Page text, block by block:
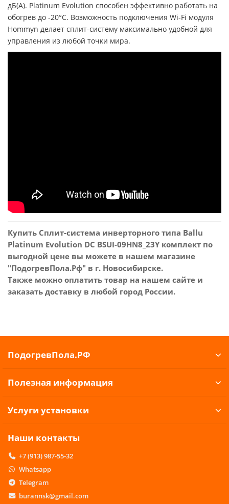
дБ(А). Platinum Evolution способен эффективно работать на
обогрев до -20°С. Возможность подключения Wi-Fi модуля
Hommyn делает сплит-систему максимально удобной для
управления из любой точки мира.
Купить Сплит-система инверторного типа Ballu
Platinum Evolution DC BSUI-09HN8_23Y комплект по
выгодной цене вы можете в нашем магазине
"ПодогревПола.Рф" в г. Новосибирске.
Также можно оплатить товар на нашем сайте и
заказать доставку в любой город России.
ПодогревПола.РФ
Полезная информация
Услуги установки
Наши контакты
+7 (913) 987-55-32
Whatsapp
Telegram
burannsk@gmail.com